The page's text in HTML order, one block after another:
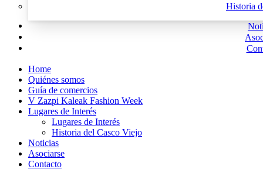
Historia
Home
Quiénes somos
Guía de comercios
V Zazpi Kaleak Fashion Week
Lugares de Interés
Lugares de Interés
Historia del Casco Viejo
Noticias
Asociarse
Contacto